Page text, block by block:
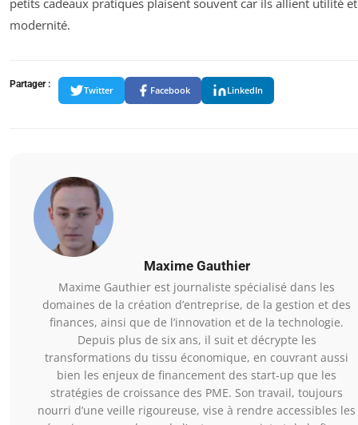
modernité.
Partager :
Twitter Facebook LinkedIn
Maxime Gauthier
Maxime Gauthier est journaliste spécialisé dans les
domaines de la création d’entreprise, de la gestion et des
finances, ainsi que de l’innovation et de la technologie.
Depuis plus de six ans, il suit et décrypte les
transformations du tissu économique, en couvrant aussi
bien les enjeux de financement des start-up que les
stratégies de croissance des PME. Son travail, toujours
nourri d’une veille rigoureuse, vise à rendre accessibles les